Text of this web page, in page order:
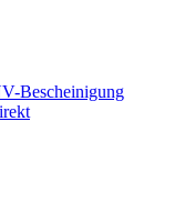
Bescheinigung